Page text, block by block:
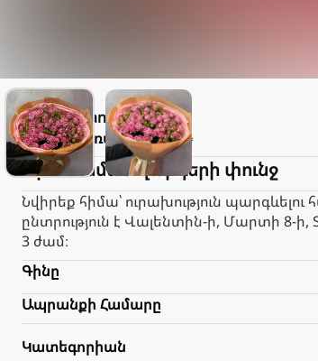
ElegantՓակ է։
Առաքում2.000֏
Պիոնանման վարդերի փունջ
Նվիրեք հիմա՝ ուրախություն
ընտրություն է Վալենտին-ի, Մարտի
3 ժամ։
Գինը
Ապրանքի Համարը
Կատեգորիան